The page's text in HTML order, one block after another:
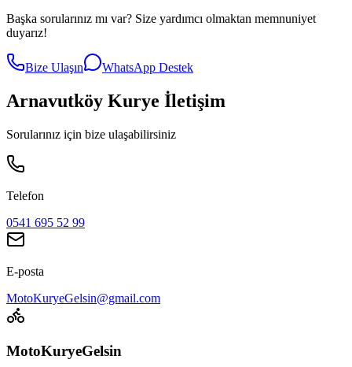
Başka sorularınız mı var? Size yardımcı olmaktan memnuniyet
duyarız!
Bize Ulaşın WhatsApp Destek
Arnavutköy Kurye İletişim
Sorularınız için bize ulaşabilirsiniz
Telefon
0541 695 52 99
E-posta
MotoKuryeGelsin@gmail.com
MotoKuryeGelsin